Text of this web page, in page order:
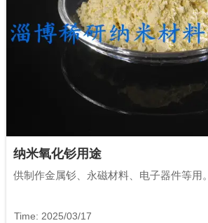
纳米氧化钐用途
供制作金属钐、永磁材料、电子器件等用。
Time: 2025/03/17